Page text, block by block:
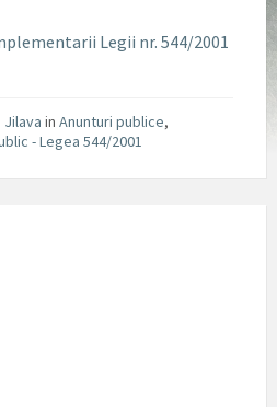
Legii nr. 544/2001
Jilava in Anunturi publice,
- Legea 544/2001